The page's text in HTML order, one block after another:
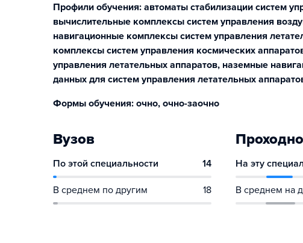
Профили обучения: автоматы стабилизации систем
вычислительные комплексы систем управления
навигационные комплексы систем управления
комплексы систем управления космических
управления летательных аппаратов, наземные
данных для систем управления летательных
Формы обучения: очно, очно-заочно
Вузов
По этой специальности 14
В среднем по другим 18
На эту
В среднем на